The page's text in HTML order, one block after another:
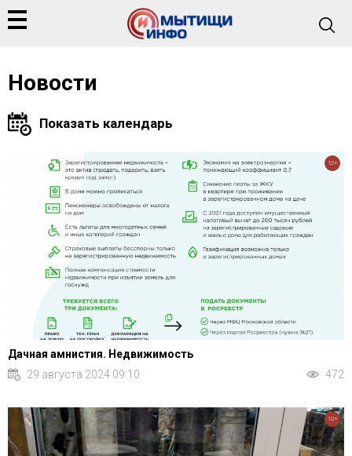
Новости
Дачная амнистия. Недвижимость
29 августа 2024 09:10
472
12+
12+